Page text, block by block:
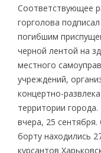
Соответствующее
горголова
погибшим
черной лентой на
местного
учреждений,
концертно-
территории
вчера, 25
борту находились
курсантов